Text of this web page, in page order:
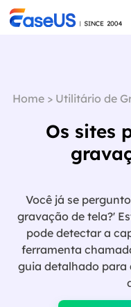
Home> Utilitário de
Os sites
Você já se
gravação de tela?'
pode detectar a
ferramenta
guia detalhado para
